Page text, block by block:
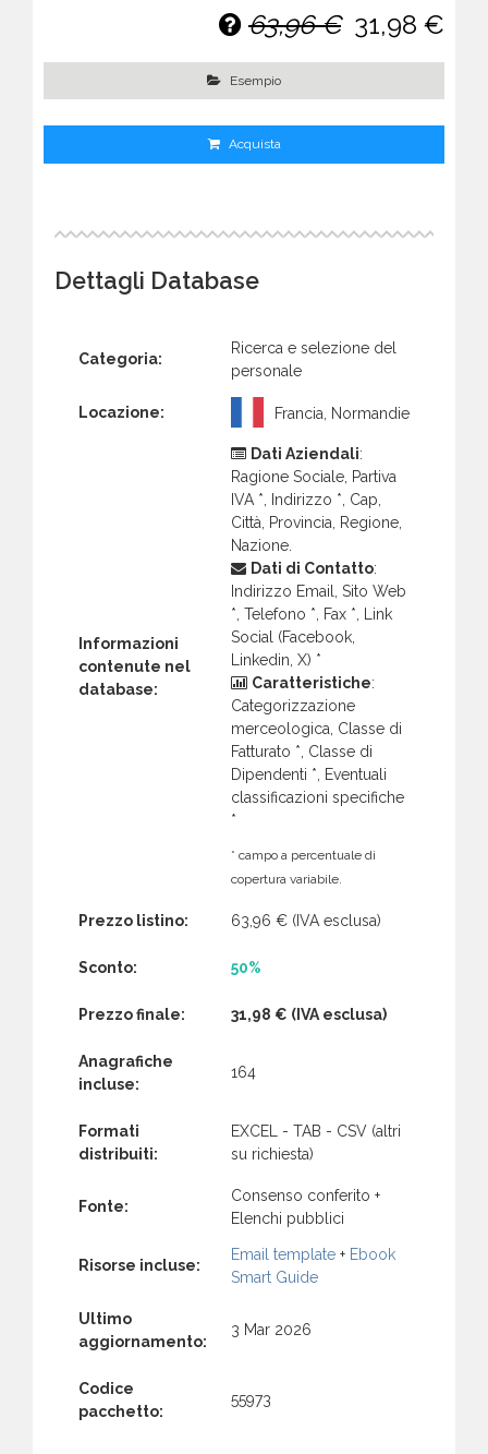
63,96 € 31,98 €
Esempio
Acquista
Dettagli Database
Categoria:
Ricerca e selezione del
personale
Locazione: Francia, Normandie
Informazioni
contenute nel
database:
Dati Aziendali:
Ragione Sociale, Partiva
IVA *, Indirizzo *, Cap,
Città, Provincia, Regione,
Nazione.
Dati di Contatto:
Indirizzo Email, Sito Web
*, Telefono *, Fax *, Link
Social (Facebook,
Linkedin, X) *
Caratteristiche:
Categorizzazione
merceologica, Classe di
Fatturato *, Classe di
Dipendenti *, Eventuali
classificazioni specifiche
*
* campo a percentuale di
copertura variabile.
Prezzo listino: 63,96 € (IVA esclusa)
Sconto: 50%
Prezzo finale: 31,98 € (IVA esclusa)
Anagrafiche
incluse:
164
Formati
distribuiti:
EXCEL - TAB - CSV (altri
su richiesta)
Fonte:
Consenso conferito +
Elenchi pubblici
Risorse incluse:
Email template + Ebook
Smart Guide
Ultimo
aggiornamento:
3 Mar 2026
Codice
pacchetto:
55973